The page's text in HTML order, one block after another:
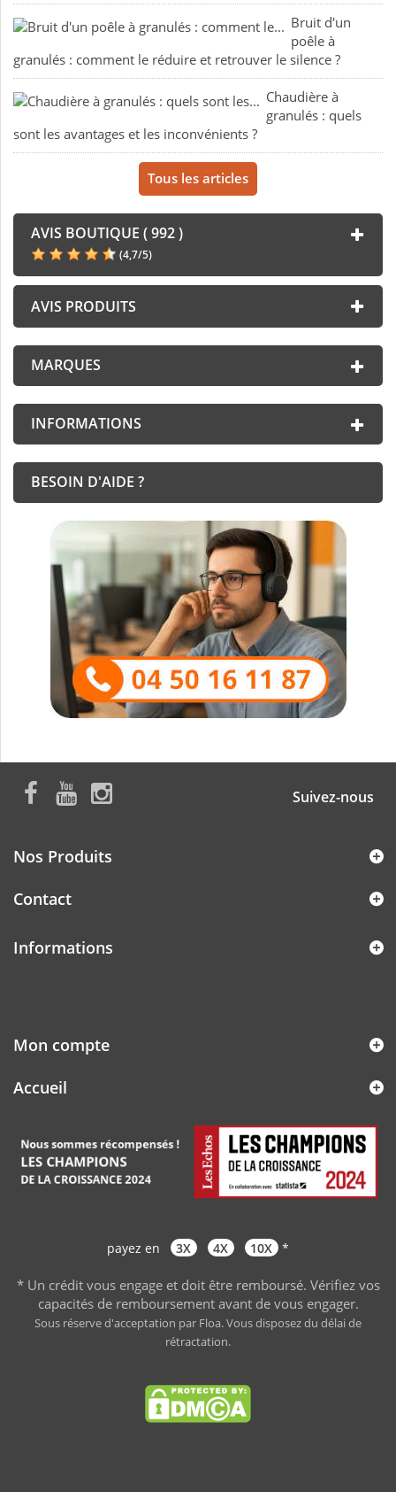
Bruit d'un
poêle à
granulés : comment le réduire et retrouver le silence ?
Chaudière à
granulés : quels
sont les avantages et les inconvénients ?
Tous les articles
AVIS BOUTIQUE ( 992 )
(4,7/5)
AVIS PRODUITS
MARQUES
INFORMATIONS
BESOIN D'AIDE ?
Suivez-nous
Nos Produits
Contact
Informations
Mon compte
Accueil
payez en 3X 4X 10X *
* Un crédit vous engage et doit être remboursé. Vérifiez vos
capacités de remboursement avant de vous engager.
Sous réserve d'acceptation par Floa. Vous disposez du délai de
rétractation.